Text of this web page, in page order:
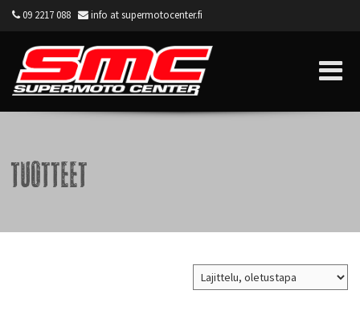
09 2217 088 info at supermotocenter.fi
Tuotteet